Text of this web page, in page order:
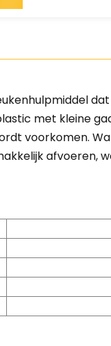
met kleine
voorkomen.
afvoeren,